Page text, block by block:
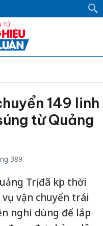
149 linh
từ Quảng
389
Trị đã kịp thời
vận chuyển trái
nghi dùng để lắp